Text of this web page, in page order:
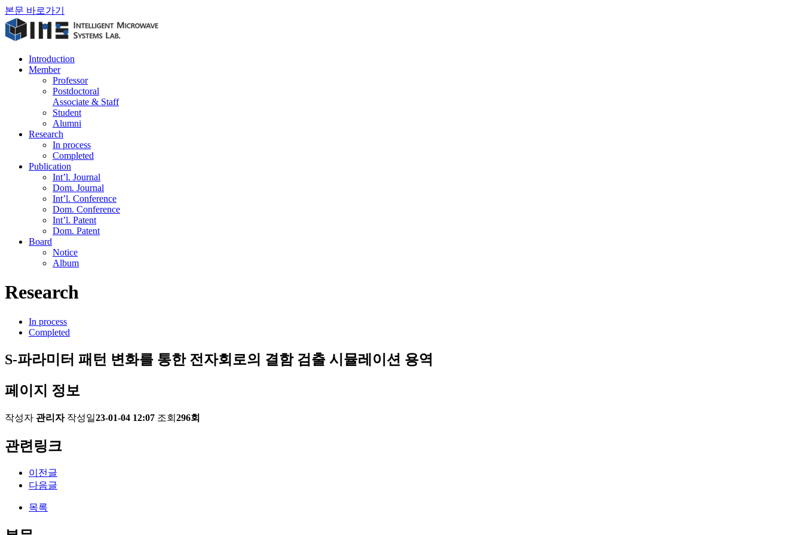
본문 바로가기
Introduction
Member
Professor
Postdoctoral
Associate & Staff
Student
Alumni
Research
In process
Completed
Publication
Int’l. Journal
Dom. Journal
Int’l. Conference
Dom. Conference
Int’l. Patent
Dom. Patent
Board
Notice
Album
Research
In process
Completed
S-파라미터 패턴 변화를 통한 전자회로의 결함 검출 시뮬레이션 용역
페이지 정보
작성자 관리자 작성일23-01-04 12:07 조회 296회
관련링크
이전글
다음글
목록